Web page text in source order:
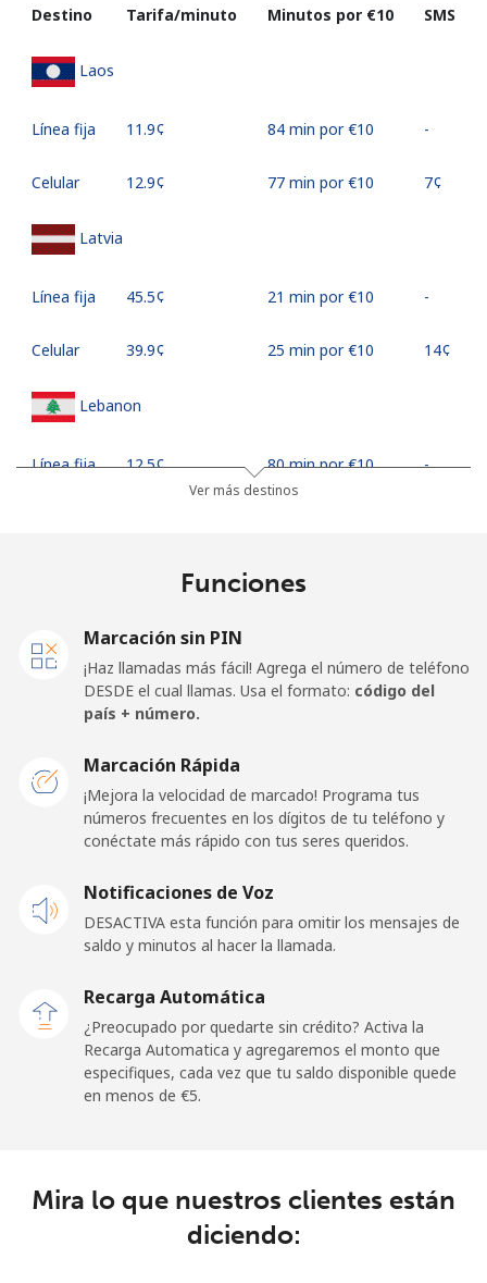
Destino Tarifa/minuto Minutos por ⁦€10⁩ SMS
Laos
Línea fija ⁦11.9¢⁩ 84 min por ⁦€10⁩ -
Celular ⁦12.9¢⁩ 77 min por ⁦€10⁩ ⁦7¢⁩
Latvia
Línea fija ⁦45.5¢⁩ 21 min por ⁦€10⁩ -
Celular ⁦39.9¢⁩ 25 min por ⁦€10⁩ ⁦14¢⁩
Lebanon
Línea fija ⁦12.5¢⁩ 80 min por ⁦€10⁩ -
Línea fija ⁦56.5¢⁩
⁦55.9¢⁩ 17 min por ⁦€10⁩ ⁦7¢⁩
Línea fija ⁦62.9¢⁩ 15 min por ⁦€10⁩
⁦43.9¢⁩ 22 min por ⁦€10⁩
Celular ⁦35.9¢⁩ 27 min por ⁦€10⁩
Liechtenstein
Celular 80 min por ⁦€10⁩
Ver más destinos
Funciones
Marcación sin PIN
¡Haz llamadas más fácil! Agrega el número de teléfono
DESDE el cual llamas. Usa el formato: código del
país + número.
Marcación Rápida
¡Mejora la velocidad de marcado! Programa tus
números frecuentes en los dígitos de tu teléfono y
conéctate más rápido con tus seres queridos.
Notificaciones de Voz
DESACTIVA esta función para omitir los mensajes de
saldo y minutos al hacer la llamada.
Recarga Automática
¿Preocupado por quedarte sin crédito? Activa la
Recarga Automatica y agregaremos el monto que
especifiques, cada vez que tu saldo disponible quede
en menos de ⁦€5⁩.
Mira lo que nuestros clientes están
diciendo: